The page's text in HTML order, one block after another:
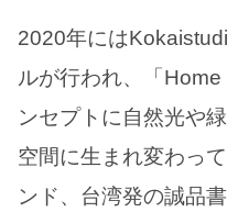
2020年には
ルが行われ、「
ンセプトに自然光や
空間に生まれ変わっ
ンド、台湾発の誠品